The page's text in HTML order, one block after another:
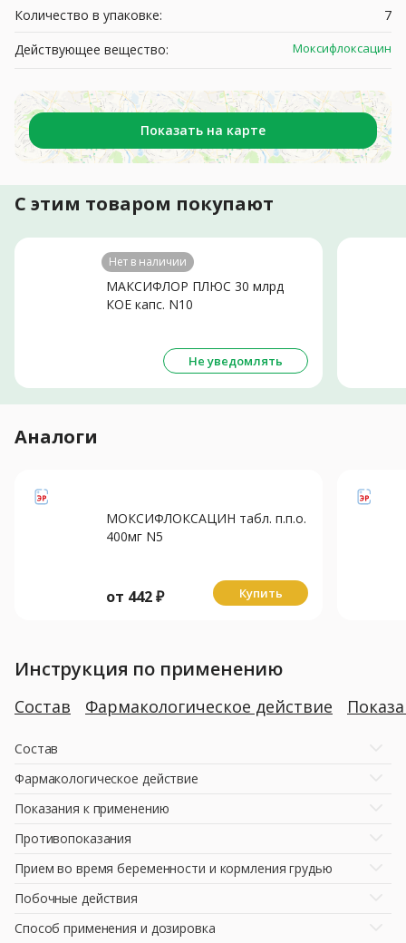
Количество в упаковке:
7
Действующее вещество:
Моксифлоксацин
Показать на карте
С этим товаром покупают
Нет в наличии
МАКСИФЛОР ПЛЮС 30 млрд
КОЕ капс. N10
Не уведомлять
Аналоги
МОКСИФЛОКСАЦИН табл. п.п.о.
400мг N5
от 442₽ Купить
Инструкция по применению
Состав Фармакологическое действие
Состав
Фармакологическое действие
Показания к применению
Противопоказания
Прием во время беременности и кормления грудью
Побочные действия
Способ применения и дозировка